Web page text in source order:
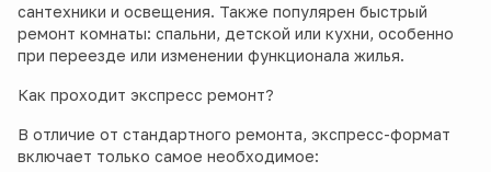
сантехники и освещения. Также популярен быстрый
ремонт комнаты: спальни, детской или кухни, особенно
при переезде или изменении функционала жилья.
Как проходит экспресс ремонт?
В отличие от стандартного ремонта, экспресс-формат
включает только самое необходимое: